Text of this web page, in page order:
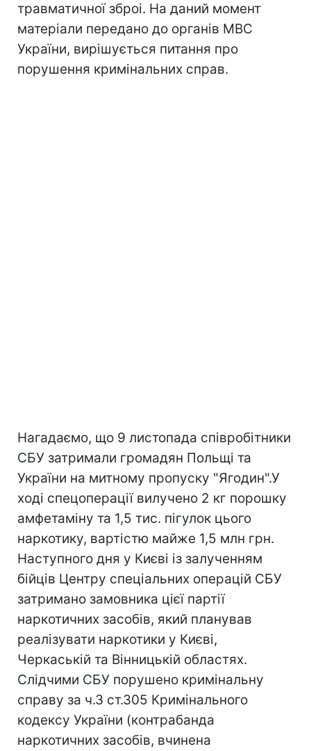
травматичної зброі. На даний момент
матеріали передано до органів МВС
України, вирішується питання про
порушення кримінальних справ.
Нагадаємо, що 9 листопада співробітники
СБУ затримали громадян Польщі та
України на митному пропуску "Ягодин".У
ході спецоперації вилучено 2 кг порошку
амфетаміну та 1,5 тис. пігулок цього
наркотику, вартістю майже 1,5 млн грн.
Наступного дня у Києві із залученням
бійців Центру спеціальних операцій СБУ
затримано замовника цієї партії
наркотичних засобів, який планував
реалізувати наркотики у Києві,
Черкаській та Вінницькій областях.
Слідчими СБУ порушено кримінальну
справу за ч.3 ст.305 Кримінального
кодексу України (контрабанда
наркотичних засобів, вчинена